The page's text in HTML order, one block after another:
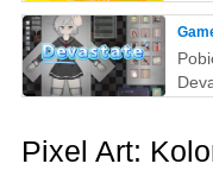
Pixel Art: